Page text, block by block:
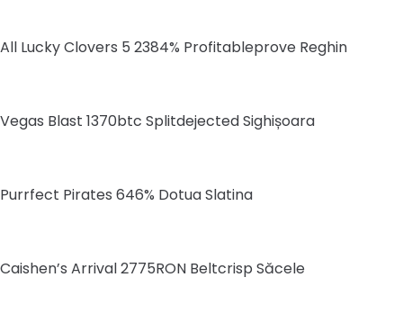
All Lucky Clovers 5 2384% Profitableprove Reghin
Vegas Blast 1370btc Splitdejected Sighișoara
Purrfect Pirates 646% Dotua Slatina
Caishen’s Arrival 2775RON Beltcrisp Săcele